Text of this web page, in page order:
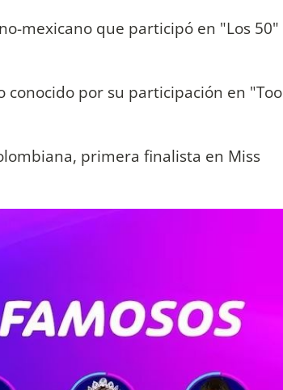
mexicano que participó en "Los 50"
conocido por su participación en "Too
primera finalista en Miss